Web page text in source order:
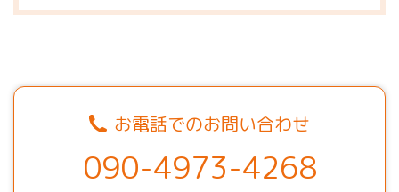
お電話でのお問い合わせ
090-4973-4268